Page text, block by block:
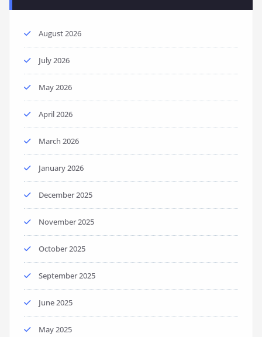
August 2026
July 2026
May 2026
April 2026
March 2026
January 2026
December 2025
November 2025
October 2025
September 2025
June 2025
May 2025